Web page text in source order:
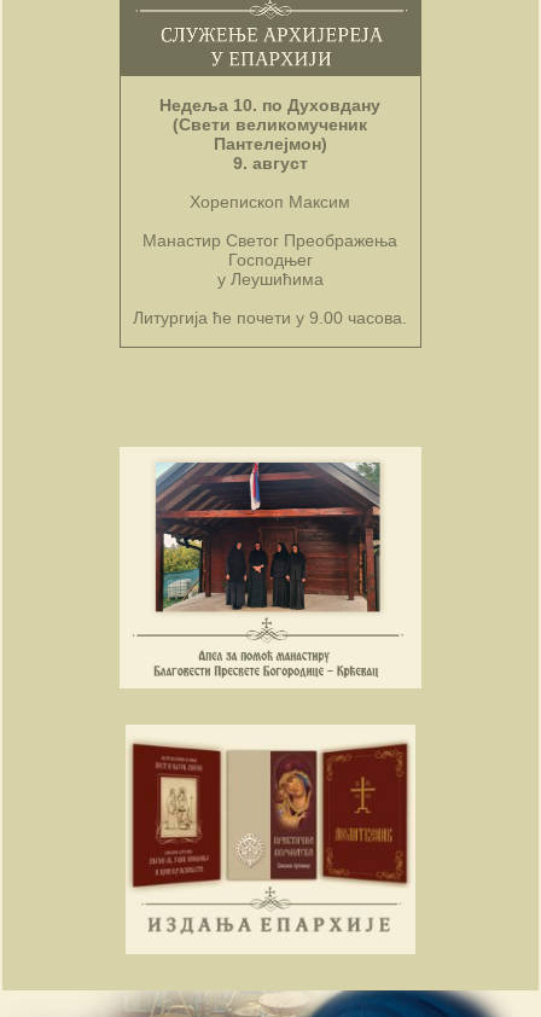
Недеља 10. по Духовдану
(Свети великомученик
Пантелејмон)
9. август
Хорепископ Максим
Манастир Светог Преображења
Господњег
у Леушићима
Литургија ће почети у 9.00 часова.